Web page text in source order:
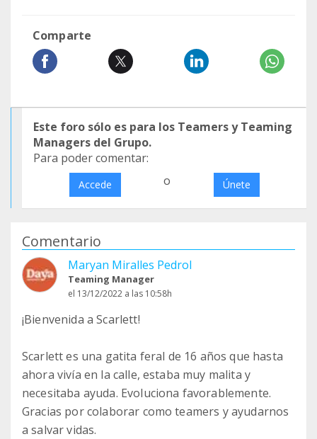
Comparte
Este foro sólo es para los Teamers y Teaming
Managers del Grupo.
Para poder comentar:
Accede o Únete
Comentario
Maryan Miralles Pedrol
Teaming Manager
el 13/12/2022 a las 10:58h
¡Bienvenida a Scarlett!
Scarlett es una gatita feral de 16 años que hasta
ahora vivía en la calle, estaba muy malita y
necesitaba ayuda. Evoluciona favorablemente.
Gracias por colaborar como teamers y ayudarnos
a salvar vidas.